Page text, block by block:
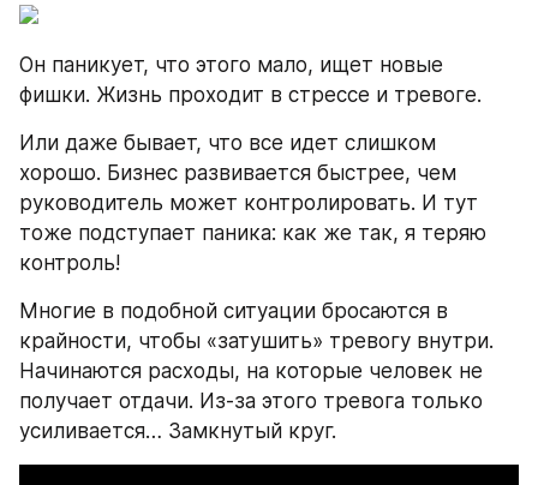
Он паникует, что этого мало, ищет новые
фишки. Жизнь проходит в стрессе и тревоге.
Или даже бывает, что все идет слишком
хорошо. Бизнес развивается быстрее, чем
руководитель может контролировать. И тут
тоже подступает паника: как же так, я теряю
контроль!
Многие в подобной ситуации бросаются в
крайности, чтобы «затушить» тревогу внутри.
Начинаются расходы, на которые человек не
получает отдачи. Из-за этого тревога только
усиливается… Замкнутый круг.